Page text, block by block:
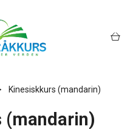
Kinesiskkurs (mandarin)
(mandarin)